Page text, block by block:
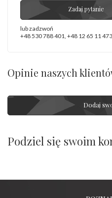
Zadaj pytanie
lub zadzwoń
+48 530 788 401, +48 12 65 11 473
Opinie naszych
Dodaj
Podziel się swoim